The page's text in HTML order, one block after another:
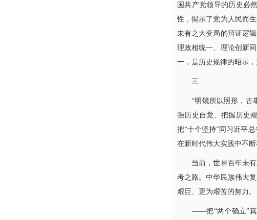
国共产党领导的历史必
性，揭示了党为人民而
未有之大变局的辩证逻
理政相统一、理论创新
一，是历史规律的昭示
三
“明镜所以照形，古事
强历史自觉、把握历史
把“十个坚持”同习近平
在新时代伟大实践中不断
当前，世界百年未有
考之路。中华民族伟大
艰巨、更为艰苦的努力。
——把“两个确立”真正